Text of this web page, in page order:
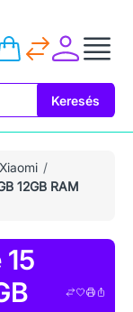
Keresés
Xiaomi
12GB RAM